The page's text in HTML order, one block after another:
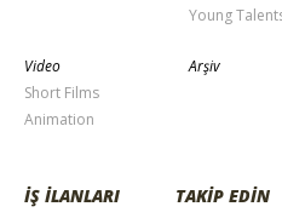
Young
Video
Short Films
Animation
Arşiv
İŞ İLANLARI TAKİP EDİN